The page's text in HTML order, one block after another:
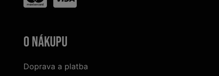
O nákupu
Doprava a platba